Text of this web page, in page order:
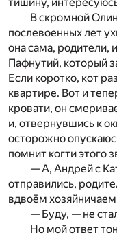
тишину,
В скромной
послевоенных лет
она сама, родители,
Пафнутий, который
Если коротко, кот
квартире. Вот и
кровати, он
и, отвернувшись к
осторожно
помнит когти этого
— А, Андрей с
отправились,
вдвоём
— Буду, — не
Но мой ответ